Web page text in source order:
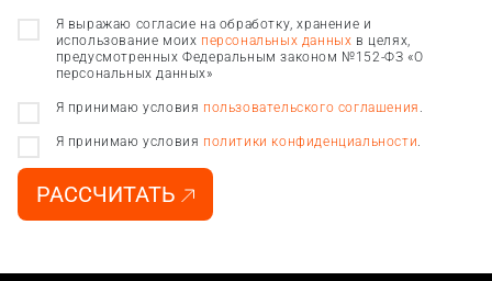
Я выражаю согласие на обработку, хранение и
использование моих персональных данных в целях,
предусмотренных Федеральным законом №152-ФЗ «О
персональных данных»
Я принимаю условия пользовательского соглашения
Я принимаю условия политики конфиденциальности
РАССЧИТАТЬ